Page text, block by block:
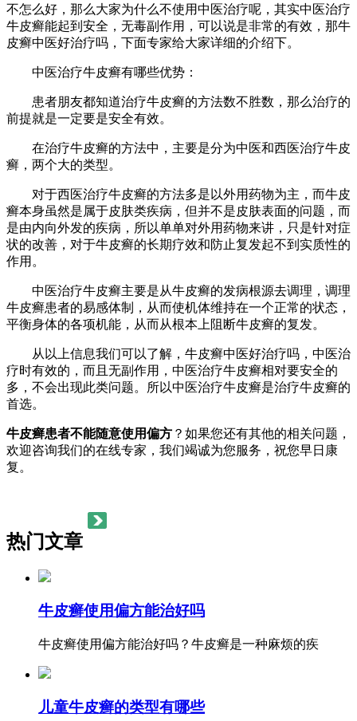
不怎么好，那么大家为什么不使用中医治疗呢，其实中医治疗
牛皮癣能起到安全，无毒副作用，可以说是非常的有效，那牛
皮癣中医好治疗吗，下面专家给大家详细的介绍下。
中医治疗牛皮癣有哪些优势：
患者朋友都知道治疗牛皮癣的方法数不胜数，那么治疗的
前提就是一定要是安全有效。
在治疗牛皮癣的方法中，主要是分为中医和西医治疗牛皮
癣，两个大的类型。
对于西医治疗牛皮癣的方法多是以外用药物为主，而牛皮
癣本身虽然是属于皮肤类疾病，但并不是皮肤表面的问题，而
是由内向外发的疾病，所以单单对外用药物来讲，只是针对症
状的改善，对于牛皮癣的长期疗效和防止复发起不到实质性的
作用。
中医治疗牛皮癣主要是从牛皮癣的发病根源去调理，调理
牛皮癣患者的易感体制，从而使机体维持在一个正常的状态，
平衡身体的各项机能，从而从根本上阻断牛皮癣的复发。
从以上信息我们可以了解，牛皮癣中医好治疗吗，中医治
疗时有效的，而且无副作用，中医治疗牛皮癣相对要安全的
多，不会出现此类问题。所以中医治疗牛皮癣是治疗牛皮癣的
首选。
牛皮癣患者不能随意使用偏方 ？如果您还有其他的相关问题，
欢迎咨询我们的在线专家，我们竭诚为您服务，祝您早日康
复。
热门文章
牛皮癣使用偏方能治好吗
牛皮癣使用偏方能治好吗？牛皮癣是一种麻烦的疾
儿童牛皮癣的类型有哪些